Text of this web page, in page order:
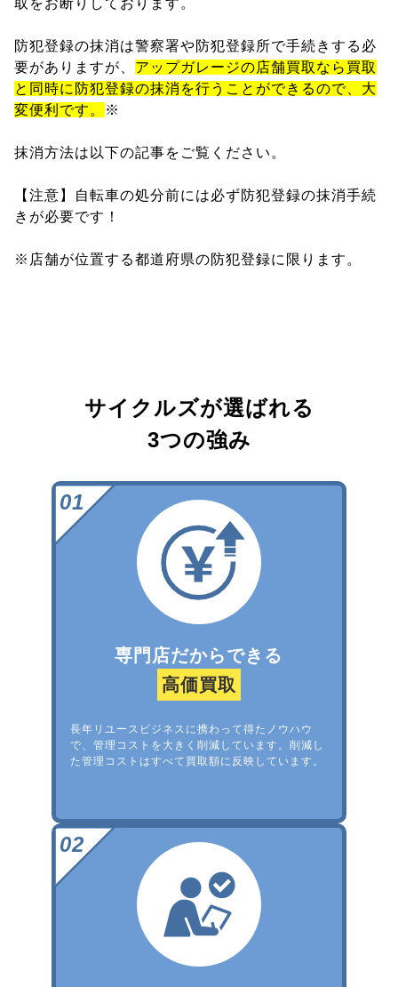
防犯登録の抹消は警察署や防犯登録所で手続きする必
要がありますが、 アップガレージの店舗買取なら買取
と同時に防犯登録の抹消を行うことができるので、大
変便利です。
※
抹消方法は以下の記事をご覧ください。
【注意】自転車の処分前には必ず防犯登録の抹消手続
きが必要です！
※店舗が位置する都道府県の防犯登録に限ります。
サイクルズが選ばれる
3つの強み
専門店だからできる
高価買取
長年リユースビジネスに携わって得たノウハウ
で、管理コストを大きく削減しています。削減し
た管理コストはすべて買取額に反映しています。